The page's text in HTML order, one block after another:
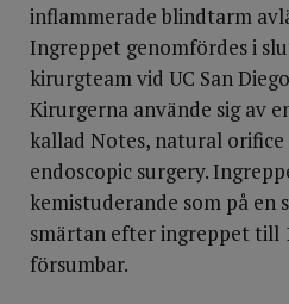
inflammerade blindtarm
Ingreppet genomfördes i
kirurgteam vid UC San
Kirurgerna använde sig av
kallad Notes, natural
endoscopic surgery.
kemistuderande som på en
smärtan efter ingreppet till
försumbar.